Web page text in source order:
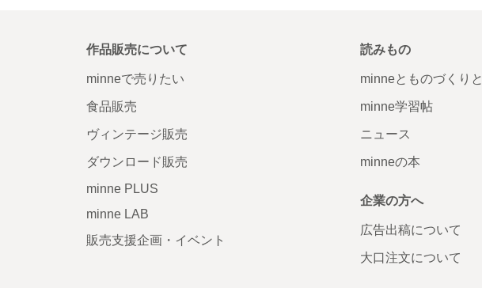
作品販売について
minneで売りたい
食品販売
ヴィンテージ販売
ダウンロード販売
minne PLUS
minne LAB
販売支援企画・イベント
読みもの
minneとものづくりと
minne学習帖
ニュース
minneの本
企業の方へ
広告出稿について
大口注文について